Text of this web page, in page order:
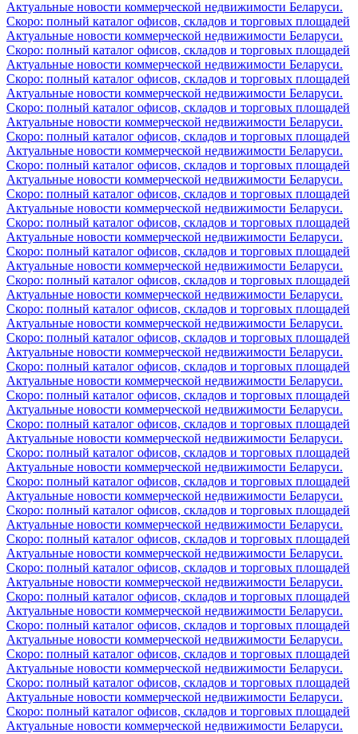
Актуальные новости коммерческой недвижимости Беларуси.
Скоро: полный каталог офисов, складов и торговых площадей
Актуальные новости коммерческой недвижимости Беларуси.
Скоро: полный каталог офисов, складов и торговых площадей
Актуальные новости коммерческой недвижимости Беларуси.
Скоро: полный каталог офисов, складов и торговых площадей
Актуальные новости коммерческой недвижимости Беларуси.
Скоро: полный каталог офисов, складов и торговых площадей
Актуальные новости коммерческой недвижимости Беларуси.
Скоро: полный каталог офисов, складов и торговых площадей
Актуальные новости коммерческой недвижимости Беларуси.
Скоро: полный каталог офисов, складов и торговых площадей
Актуальные новости коммерческой недвижимости Беларуси.
Скоро: полный каталог офисов, складов и торговых площадей
Актуальные новости коммерческой недвижимости Беларуси.
Скоро: полный каталог офисов, складов и торговых площадей
Актуальные новости коммерческой недвижимости Беларуси.
Скоро: полный каталог офисов, складов и торговых площадей
Актуальные новости коммерческой недвижимости Беларуси.
Скоро: полный каталог офисов, складов и торговых площадей
Актуальные новости коммерческой недвижимости Беларуси.
Скоро: полный каталог офисов, складов и торговых площадей
Актуальные новости коммерческой недвижимости Беларуси.
Скоро: полный каталог офисов, складов и торговых площадей
Актуальные новости коммерческой недвижимости Беларуси.
Скоро: полный каталог офисов, складов и торговых площадей
Актуальные новости коммерческой недвижимости Беларуси.
Скоро: полный каталог офисов, складов и торговых площадей
Актуальные новости коммерческой недвижимости Беларуси.
Скоро: полный каталог офисов, складов и торговых площадей
Актуальные новости коммерческой недвижимости Беларуси.
Скоро: полный каталог офисов, складов и торговых площадей
Актуальные новости коммерческой недвижимости Беларуси.
Скоро: полный каталог офисов, складов и торговых площадей
Актуальные новости коммерческой недвижимости Беларуси.
Скоро: полный каталог офисов, складов и торговых площадей
Актуальные новости коммерческой недвижимости Беларуси.
Скоро: полный каталог офисов, складов и торговых площадей
Актуальные новости коммерческой недвижимости Беларуси.
Скоро: полный каталог офисов, складов и торговых площадей
Актуальные новости коммерческой недвижимости Беларуси.
Скоро: полный каталог офисов, складов и торговых площадей
Актуальные новости коммерческой недвижимости Беларуси.
Скоро: полный каталог офисов, складов и торговых площадей
Актуальные новости коммерческой недвижимости Беларуси.
Скоро: полный каталог офисов, складов и торговых площадей
Актуальные новости коммерческой недвижимости Беларуси.
Скоро: полный каталог офисов, складов и торговых площадей
Актуальные новости коммерческой недвижимости Беларуси.
Скоро: полный каталог офисов, складов и торговых площадей
Актуальные новости коммерческой недвижимости Беларуси.